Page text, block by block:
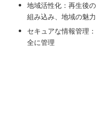
地域活性化：再生後
組み込み、地域の魅
セキュアな情報管理
全に管理